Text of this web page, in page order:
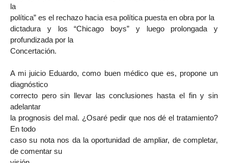
la
política” es el rechazo hacia esa política puesta en obra por la
dictadura y los “Chicago boys” y luego prolongada y
profundizada por la
Concertación.
A mi juicio Eduardo, como buen médico que es, propone un
diagnóstico
correcto pero sin llevar las conclusiones hasta el fin y sin
adelantar
la prognosis del mal. ¿Osaré pedir que nos dé el tratamiento?
En todo
caso su nota nos da la oportunidad de ampliar, de completar,
de comentar su